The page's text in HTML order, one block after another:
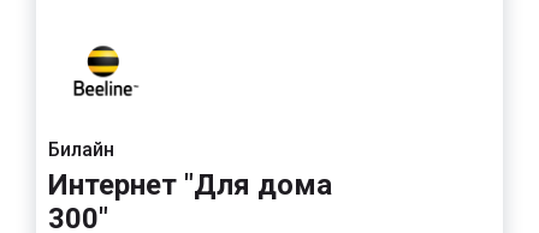
Билайн
Интернет "Для дома
300"